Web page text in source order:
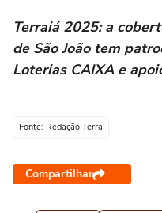
Terraiá 2025: a
de São João tem
Loterias CAIXA e
Fonte: Redação Terra
Compartilhar